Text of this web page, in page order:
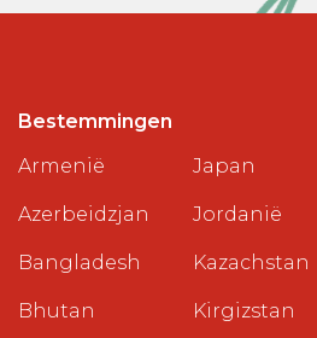
Bestemmingen
Armenië
Azerbeidzjan
Bangladesh
Bhutan
Japan
Jordanië
Kazachstan
Kirgizstan